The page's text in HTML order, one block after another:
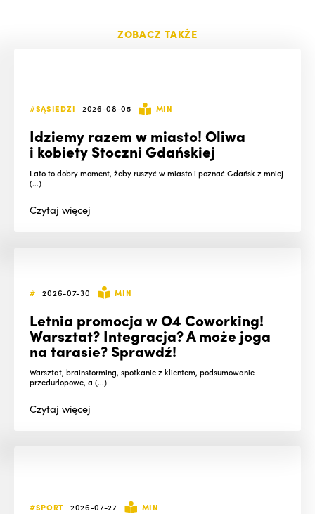
ZOBACZ TAKŻE
#SĄSIEDZI 2026-08-05 MIN
Idziemy razem w miasto! Oliwa
i kobiety Stoczni Gdańskiej
Lato to dobry moment, żeby ruszyć w miasto i poznać Gdańsk z mniej
(...)
Czytajwięcej
# 2026-07-30 MIN
Letnia promocja w O4 Coworking!
Warsztat? Integracja? A może joga
na tarasie? Sprawdź!
Warsztat, brainstorming, spotkanie z klientem, podsumowanie
przedurlopowe, a (...)
Czytajwięcej
#SPORT 2026-07-27 MIN